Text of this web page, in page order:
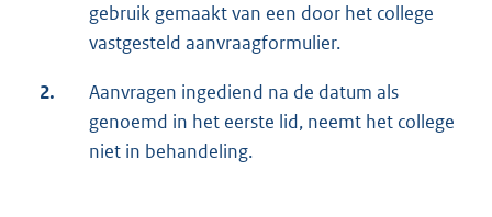
gebruik gemaakt van een door het college
vastgesteld aanvraagformulier.
2.
Aanvragen ingediend na de datum als
genoemd in het eerste lid, neemt het college
niet in behandeling.